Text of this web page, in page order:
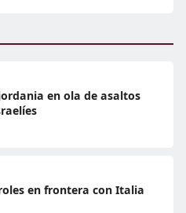
en ola de asaltos
en frontera con Italia